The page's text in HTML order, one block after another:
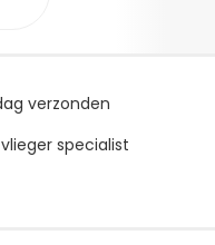
verzonden
specialist